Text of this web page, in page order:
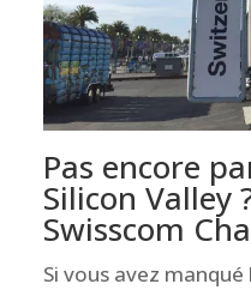
Pas encore
Silicon Valley
Swisscom
Si vous avez